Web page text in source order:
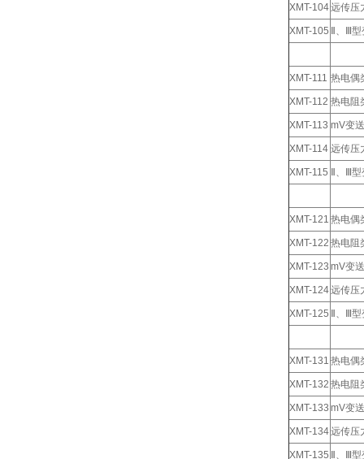
XMT-104远传压
XMT-105 Ⅱ、Ⅲ
XMT-111 热电偶
XMT-112 热电阻
XMT-113 mV变
XMT-114 远传压
XMT-115 Ⅱ、Ⅲ
XMT-121 热电偶
XMT-122 热电阻
XMT-123 mV变
XMT-124远传压
XMT-125 Ⅱ、Ⅲ
XMT-131 热电偶
XMT-132 热电阻
XMT-133 mV变
XMT-134远传压
XMT-135 Ⅱ、Ⅲ